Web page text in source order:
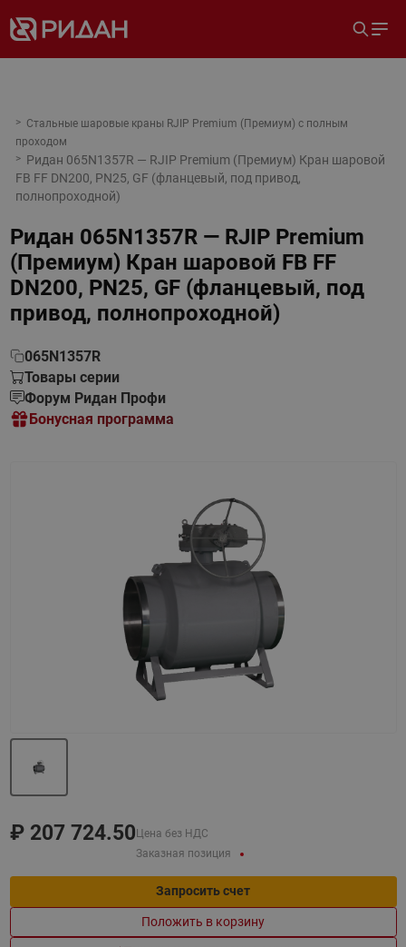
Стальные шаровые краны RJIP Premium (Премиум) с полным
проходом
Ридан 065N1357R — RJIP Premium (Премиум) Кран шаровой
FB FF DN200, PN25, GF (фланцевый, под привод,
полнопроходной)
Ридан 065N1357R — RJIP Premium
(Премиум) Кран шаровой FB FF
DN200, PN25, GF (фланцевый, под
привод, полнопроходной)
065N1357R
Товары серии
Форум Ридан Профи
Бонусная программа
₽ 207 724.50 Цена без НДС
Заказная позиция
Запросить счет
Положить в корзину